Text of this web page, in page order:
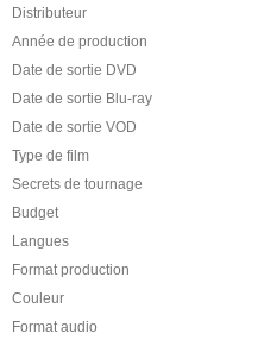
Distributeur
Année de production
Date de sortie DVD
Date de sortie Blu-ray
Date de sortie VOD
Type de film
Secrets de tournage
Budget
Langues
Format production
Couleur
Format audio